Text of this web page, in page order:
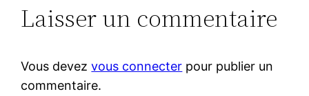
Laisser un commentaire
Vous devezvous connecter pour publier un
commentaire.